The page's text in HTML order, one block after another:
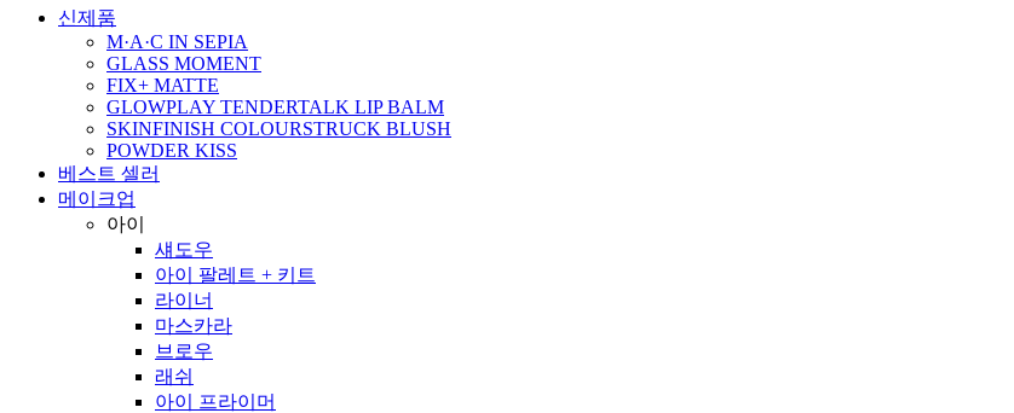
신제품
M·A·C IN SEPIA
GLASS MOMENT
FIX+ MATTE
GLOWPLAY TENDERTALK LIP BALM
SKINFINISH COLOURSTRUCK BLUSH
POWDER KISS
베스트 셀러
메이크업
아이
섀도우
아이 팔레트 + 키트
라이너
마스카라
브로우
래쉬
아이 프라이머